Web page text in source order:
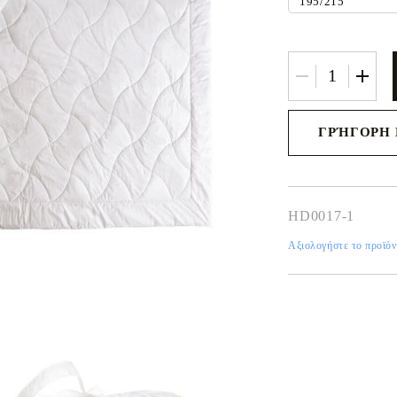
Σεντόνια με λάστιχο
Βρεφικά και παιδικά σεντόνια
Κουβέρτες
Κουβερτές για μωρό
Baby swaddle wraps
Μεταξωτή μαξιλαροθήκη
ΓΡΉΓΟΡΗ
παραγγελίας
HD0017-1
Αξιολογήστε το προϊόν